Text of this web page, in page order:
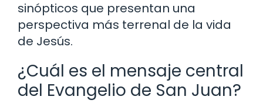
sinópticos que presentan una
perspectiva más terrenal de la vida
de Jesús.
¿Cuál es el mensaje central
del Evangelio de San Juan?